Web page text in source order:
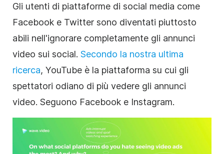
Gli utenti di piattaforme di social media come
Facebook e Twitter sono diventati piuttosto
abili nell'ignorare completamente gli annunci
video sui social. Secondo la nostra ultima
ricerca, YouTube è la piattaforma su cui gli
spettatori odiano di più vedere gli annunci
video. Seguono Facebook e Instagram.